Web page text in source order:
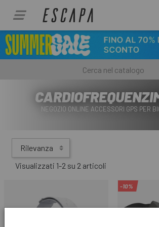
NEGOZIO ONLINE ACCESSORI GPS PER
Rilevanza
Visualizzati 1-2 su 2 articoli
-10%